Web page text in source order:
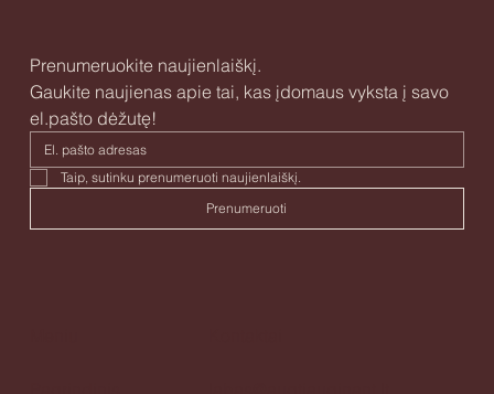
Prenumeruokite naujienlaiškį.
Gaukite naujienas apie tai, kas įdomaus vyksta į savo
el.pašto dėžutę!
Prenumeruoti